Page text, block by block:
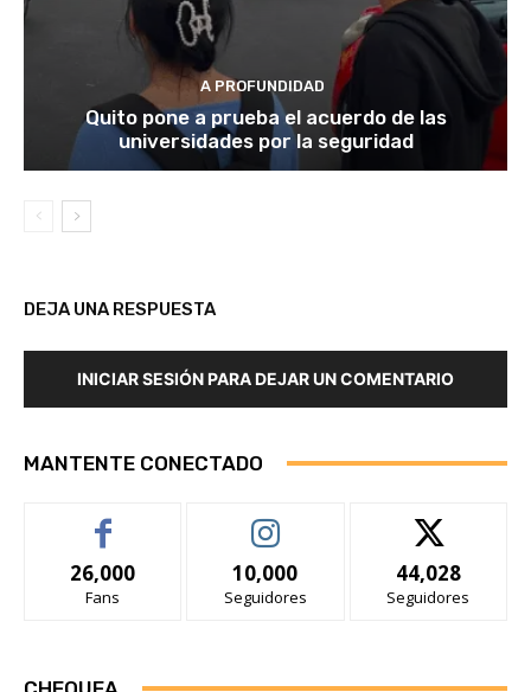
A PROFUNDIDAD
Quito pone a prueba el acuerdo de las
universidades por la seguridad
DEJA UNA RESPUESTA
INICIAR SESIÓN PARA DEJAR UN COMENTARIO
MANTENTE CONECTADO
26,000
Fans
10,000
Seguidores
44,028
Seguidores